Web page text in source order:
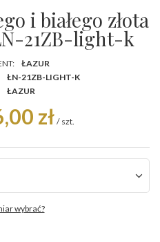
i białego złota
21ZB-light-k
ŁAZUR
ŁN-21ZB-LIGHT-K
ŁAZUR
zł / szt.
wybrać?